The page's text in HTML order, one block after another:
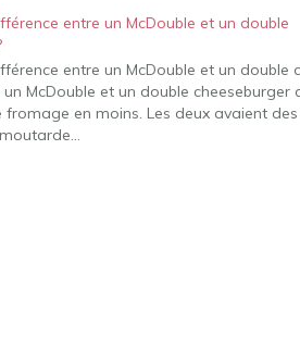
entre un McDouble et un double
entre un McDouble et un double
McDouble et un double
fromage en moins. Les deux avaient